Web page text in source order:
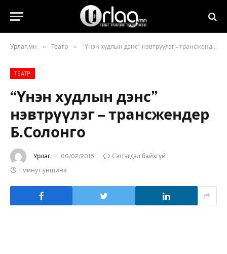
Урлаг.мн » Театр » “Үнэн худлын дэнс” нэвтрүүлэг – трансжендер Б.Солонго
ТЕАТР
“Үнэн худлын дэнс”
нэвтрүүлэг – трансжендер
Б.Солонго
Урлаг 06/02/2015
Сэтгэгдэл байхгүй
1 минут уншина